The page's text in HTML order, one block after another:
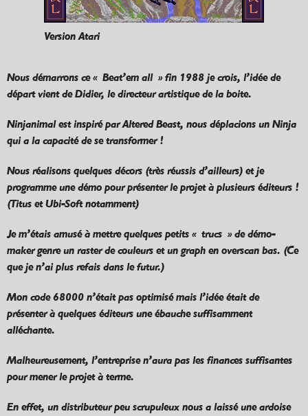
Version Atari
Nous démarrons ce « Beat’em all » fin 1988 je crois, l’idée de
départ vient de Didier, le directeur artistique de la boite.
Ninjanimal est inspiré par Altered Beast, nous déplacions un Ninja
qui a la capacité de se transformer !
Nous réalisons quelques décors (très réussis d’ailleurs) et je
programme une démo pour présenter le projet à plusieurs éditeurs !
(Titus et Ubi-Soft notamment)
Je m’étais amusé à mettre quelques petits « trucs » de démo-
maker genre un raster de couleurs et un graph en overscan bas. (Ce
que je n’ai plus refais dans le futur.)
Mon code 68000 n’était pas optimisé mais l’idée était de
présenter à quelques éditeurs une ébauche suffisamment
alléchante.
Malheureusement, l’entreprise n’aura pas les finances suffisantes
pour mener le projet à terme.
En effet, un distributeur peu scrupuleux nous a laissé une ardoise